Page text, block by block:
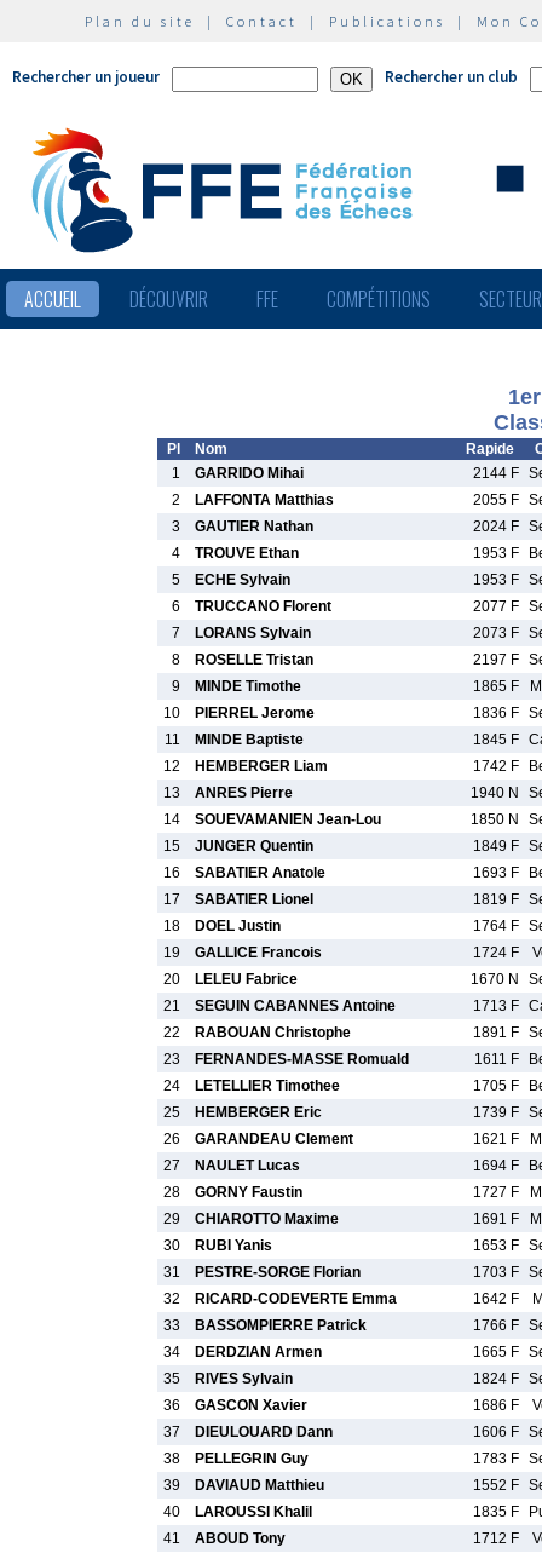
Plan du site | Contact | Publications | Mon
Rechercher un joueur Rechercher un club
ACCUEIL DÉCOUVRIR FFE COMPÉTITIONS
Pl Nom Rapide
1
GARRIDO Mihai 2144 F
2
LAFFONTA Matthias 2055 F
3
GAUTIER Nathan 2024 F
4
TROUVE Ethan 1953 F
5
ECHE Sylvain 1953 F
6
TRUCCANO Florent 2077 F
7
LORANS Sylvain 2073 F
8
ROSELLE Tristan 2197 F
9
MINDE Timothe 1865 F
10
PIERREL Jerome 1836 F
11
MINDE Baptiste 1845 F
12
HEMBERGER Liam 1742 F
13
ANRES Pierre 1940 N
14
SOUEVAMANIEN Jean-Lou 1850 N
15
JUNGER Quentin 1849 F
16
SABATIER Anatole 1693 F
17
SABATIER Lionel 1819 F
18
DOEL Justin 1764 F
19
GALLICE Francois 1724 F
20
LELEU Fabrice 1670 N
21
SEGUIN CABANNES Antoine 1713 F
22
RABOUAN Christophe 1891 F
23
FERNANDES-MASSE Romuald 1611 F
24
LETELLIER Timothee 1705 F
25
HEMBERGER Eric 1739 F
26
GARANDEAU Clement 1621 F
27
NAULET Lucas 1694 F
28
GORNY Faustin 1727 F
29
CHIAROTTO Maxime 1691 F
30
RUBI Yanis 1653 F
31
PESTRE-SORGE Florian 1703 F
32
RICARD-CODEVERTE Emma 1642 F
33
BASSOMPIERRE Patrick 1766 F
34
DERDZIAN Armen 1665 F
35
RIVES Sylvain 1824 F
36
GASCON Xavier 1686 F
37
DIEULOUARD Dann 1606 F
38
PELLEGRIN Guy 1783 F
39
DAVIAUD Matthieu 1552 F
40
LAROUSSI Khalil 1835 F
41
ABOUD Tony 1712 F